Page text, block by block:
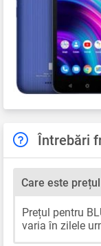
Întrebări
Care este
Prețul pentru
varia în zilele